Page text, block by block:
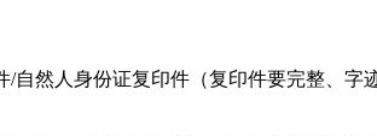
然人身份证复印件（复印件要完整、